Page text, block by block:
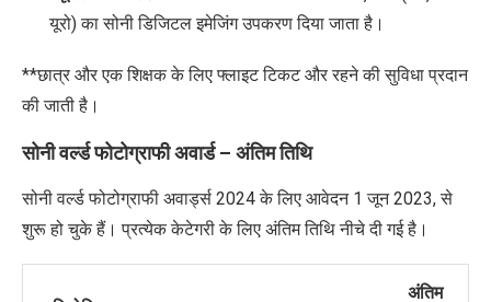
यूरो)का सोनी डिजिटल इमेजिंग उपकरण दिया जाता है।
**छात्र और एक शिक्षक के लिए फ्लाइट टिकट और रहने की सुविधा प्रदान
की जाती है।
सोनी वर्ल्ड फोटोग्राफी अवार्ड– अंतिम तिथि
सोनी वर्ल्ड फोटोग्राफी अवार्ड्स 2024के लिए आवेदन 1 जून2023,से
शुरू हो चुके हैं। प्रत्येक केटेगरी के लिए अंतिम तिथि नीचे दी गई है।
अंतिम